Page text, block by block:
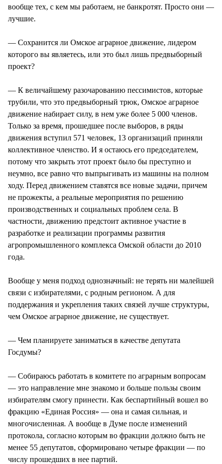
вообще тех, с кем мы работаем, не банкротят. Просто они —
лучшие.
— Сохранится ли Омское аграрное движение, лидером
которого вы являетесь, или это был лишь предвыборный
проект?
— К величайшему разочарованию пессимистов, которые
трубили, что это предвыборный трюк, Омское аграрное
движение набирает силу, в нем уже более 5 000 членов.
Только за время, прошедшее после выборов, в ряды
движения вступил 571 человек, 13 организаций приняли
коллективное членство. И я остаюсь его председателем,
потому что закрыть этот проект было бы преступно и
неумно, все равно что выпрыгивать из машины на полном
ходу. Перед движением ставятся все новые задачи, причем
не прожекты, а реальные мероприятия по решению
производственных и социальных проблем села. В
частности, движению предстоит активное участие в
разработке и реализации программы развития
агропромышленного комплекса Омской области до 2010
года.
Вообще у меня подход однозначный: не терять ни малейшей
связи с избирателями, с родным регионом. А для
поддержания и укрепления таких связей лучше структуры,
чем Омское аграрное движение, не существует.
— Чем планируете заниматься в качестве депутата
Госдумы?
— Собираюсь работать в комитете по аграрным вопросам
— это направление мне знакомо и больше пользы своим
избирателям смогу принести. Как беспартийный вошел во
фракцию «Единая Россия» — она и самая сильная, и
многочисленная. А вообще в Думе после изменений
протокола, согласно которым во фракции должно быть не
менее 55 депутатов, сформировано четыре фракции — по
числу прошедших в нее партий.